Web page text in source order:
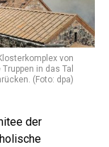
von
in das Tal
(Foto: dpa)
der